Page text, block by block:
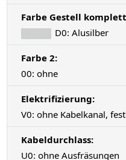
Farbe Gestell
D0: Alusilber
Farbe 2:
00: ohne
Elektrifizierung:
V0: ohne Kabelkanal,
Kabeldurchlass:
U0: ohne Ausfräsungen